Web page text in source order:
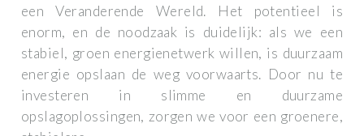
een Veranderende Wereld. Het potentieel is
enorm, en de noodzaak is duidelijk: als we een
stabiel, groen energienetwerk willen, is duurzaam
energie opslaan de weg voorwaarts. Door nu te
investeren in slimme en duurzame
opslagoplossingen, zorgen we voor een groenere,